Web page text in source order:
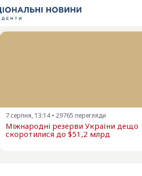
7 серпня, 13:14 • 29765 перегляди
Міжнародні резерви України дещо
скоротилися до $51,2 млрд